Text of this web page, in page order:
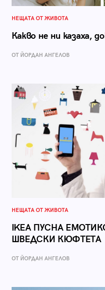
НЕЩАТА ОТ ЖИВОТА
Какво не ни казаха,
ОТ ЙОРДАН АНГЕЛОВ
НЕЩАТА ОТ ЖИВОТА
IKEA ПУСНА
ШВЕДСКИ КЮФТЕТА
ОТ ЙОРДАН АНГЕЛОВ